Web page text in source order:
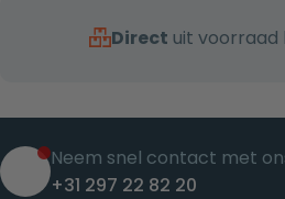
Direct uit
Neem snel contact met
+31 297 22 82 20